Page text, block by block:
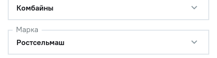
Комбайны
Марка
Ростсельмаш